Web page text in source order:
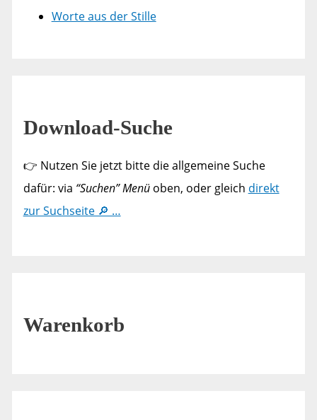
Worte aus der Stille
Download-Suche
👉 Nutzen Sie jetzt bitte die allgemeine Suche
dafür: via “Suchen” Menüoben, oder gleich direkt
zur Suchseite 🔎 …
Warenkorb